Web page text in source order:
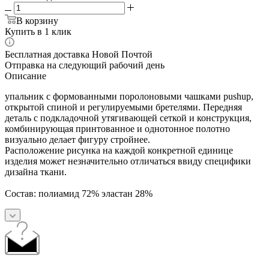
В корзину
Купить в 1 клик
Бесплатная доставка Новой Почтой
Отправка на следующий рабочий день
Описание
упальник с формованными поролоновыми чашками pushup,
открытой спиной и регулируемыми бретелями. Передняя
деталь с подкладочной утягивающей сеткой и конструкция,
комбинирующая принтованное и однотонное полотно
визуально делает фигуру стройнее.
Расположение рисунка на каждой конкретной единице
изделия может незначительно отличаться ввиду специфики
дизайна ткани.
Состав: полиамид 72% эластан 28%